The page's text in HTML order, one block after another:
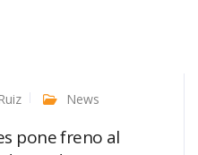
News
pone freno al